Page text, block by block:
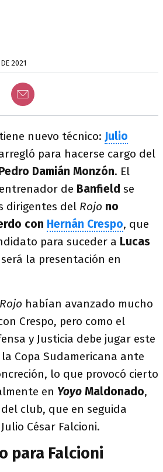
DE 2021
tiene nuevo técnico: Julio
para hacerse cargo del
Damián Monzón. El
de Banfield se
dirigentes del Rojo no
con Hernán Crespo, que
para suceder a Lucas
será la presentación en
Rojo habían avanzado mucho
Crespo, pero como el
y Justicia debe jugar este
Copa Sudamericana ante
lo que provocó cierto
en Yoyo Maldonado,
club, que en seguida
César Falcioni.
para Falcioni